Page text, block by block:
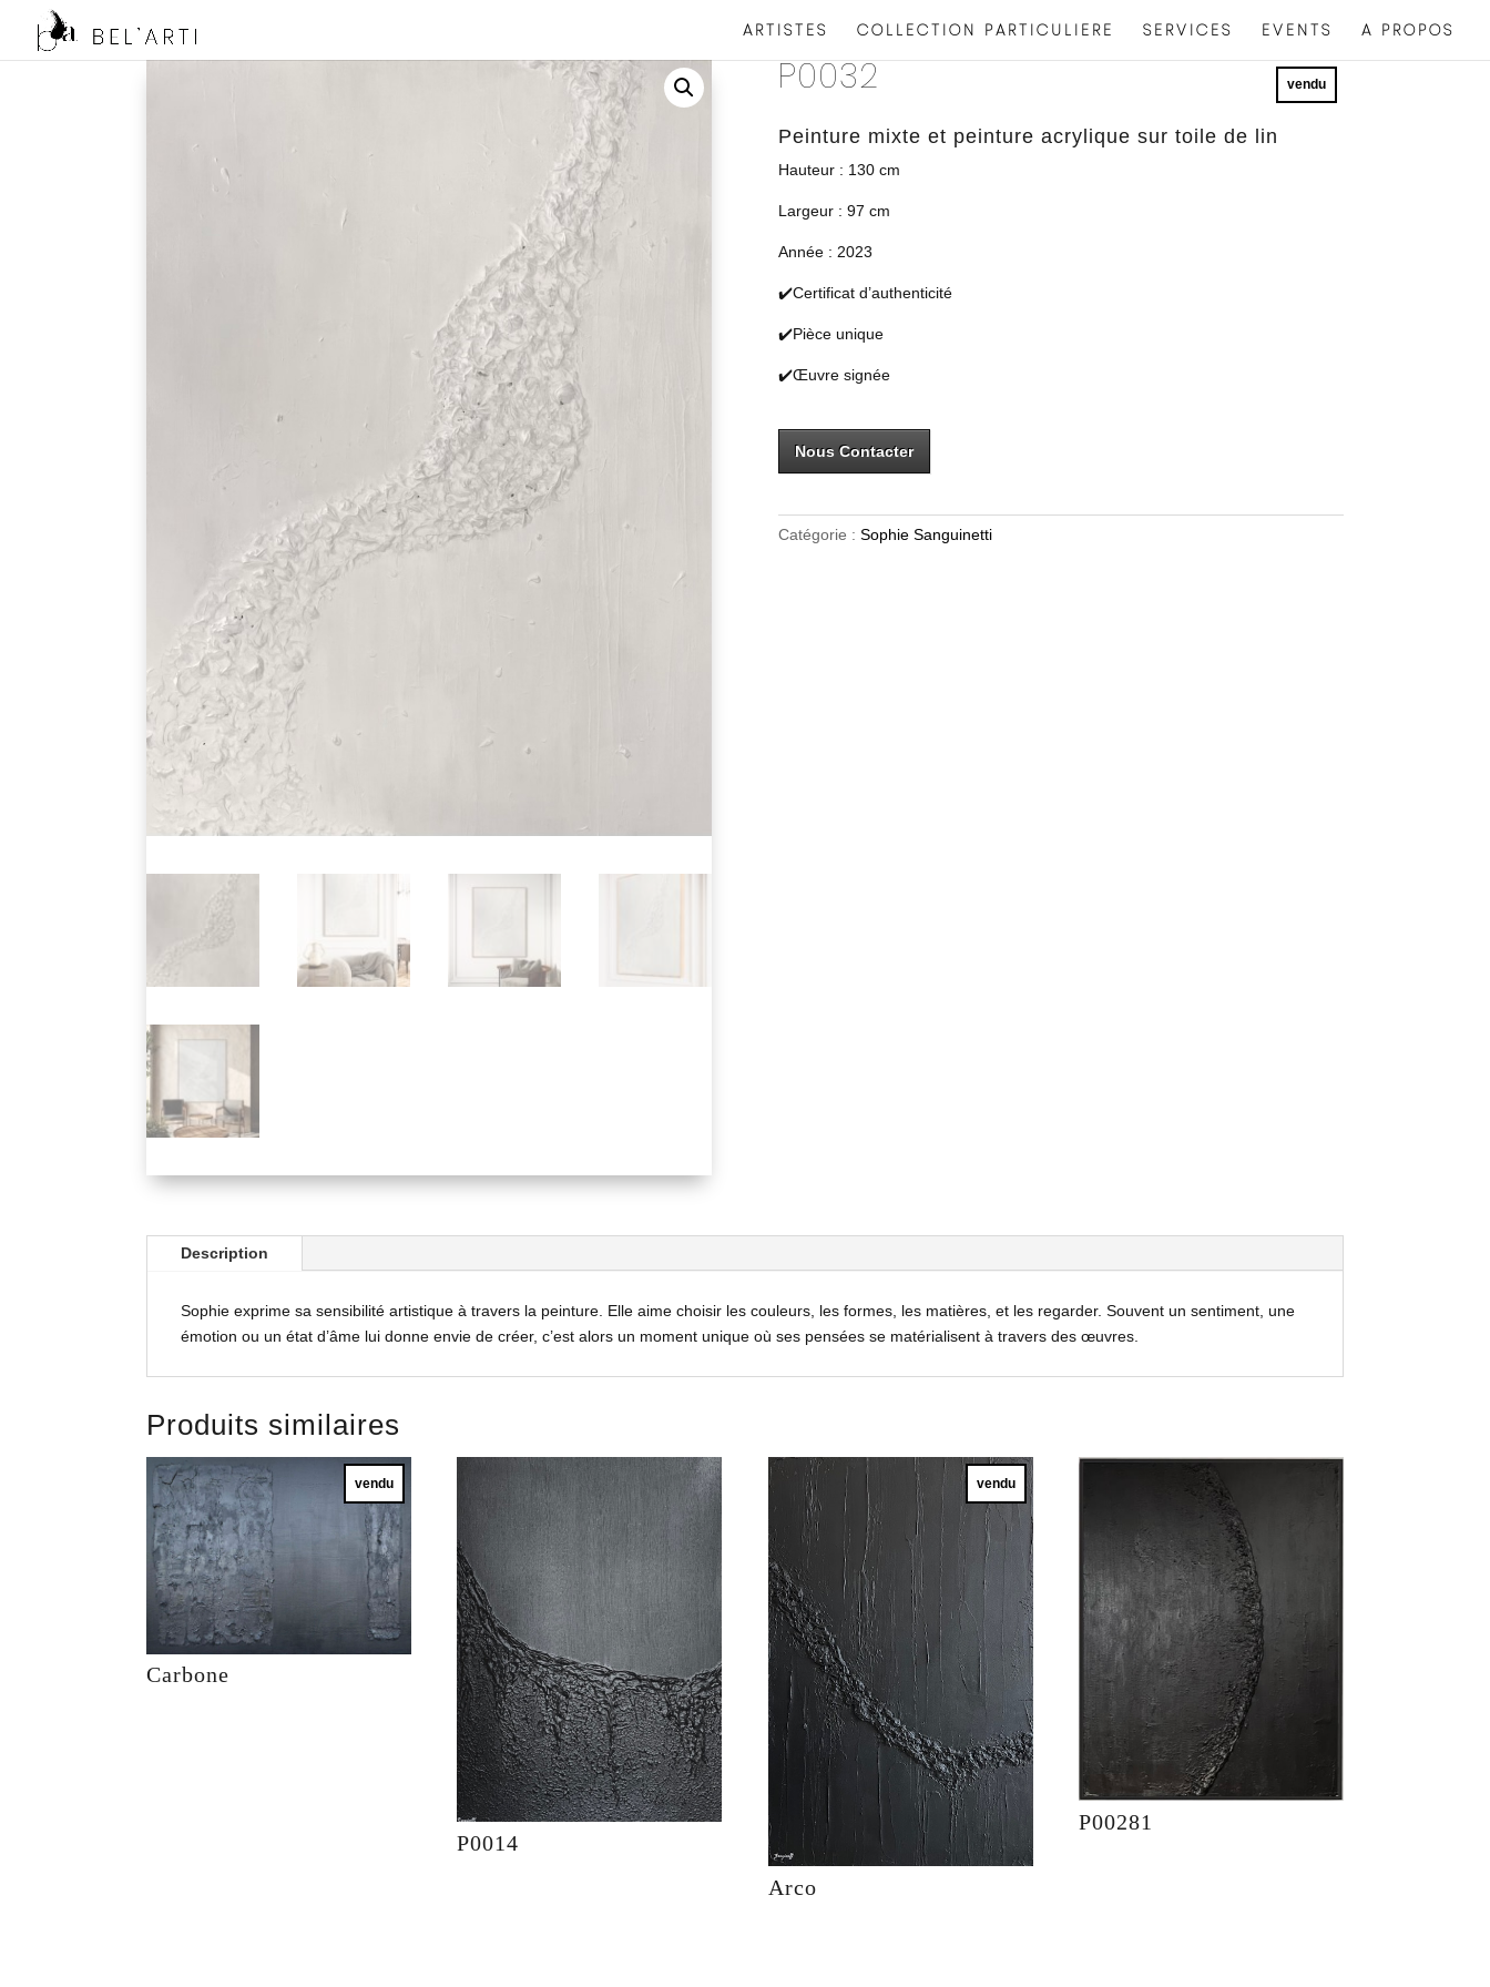
ARTISTES COLLECTION PARTICULIERE SERVICES EVENTS A PROPOS
P0032 vendu
Peinture mixte et peinture acrylique sur toile de lin
Hauteur : 130 cm
Largeur : 97 cm
Année : 2023
✔️Certificat d’authenticité
✔️Pièce unique
✔️Œuvre signée
Nous Contacter
Catégorie : Sophie Sanguinetti
Description
Sophie exprime sa sensibilité artistique à travers la peinture. Elle aime choisir les couleurs, les formes, les matières, et les regarder. Souvent un sentiment, une
émotion ou un état d’âme lui donne envie de créer, c’est alors un moment unique où ses pensées se matérialisent à travers des œuvres.
Produits similaires
vendu
Carbone
P0014
vendu
Arco
P00281